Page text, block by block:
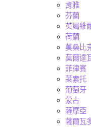
肯雅
芬蘭
英屬維
荷蘭
莫桑比
莫爾達
菲律賓
萊索托
葡萄牙
蒙古
薩摩亞
薩爾瓦